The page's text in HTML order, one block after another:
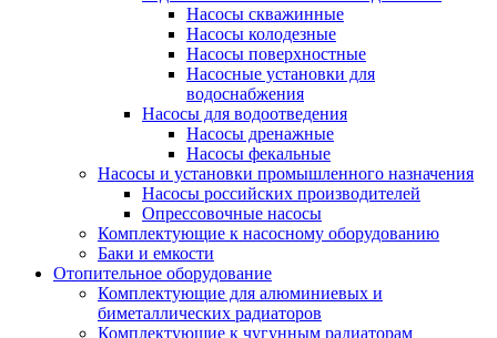
Насосы скважинные
Насосы колодезные
Насосы поверхностные
Насосные установки для
водоснабжения
Насосы для водоотведения
Насосы дренажные
Насосы фекальные
Насосы и установки промышленного назначения
Насосы российских производителей
Опрессовочные насосы
Комплектующие к насосному оборудованию
Баки и емкости
Отопительное оборудование
Комплектующие для алюминиевых и
биметаллических радиаторов
Комплектующие к чугунным радиаторам